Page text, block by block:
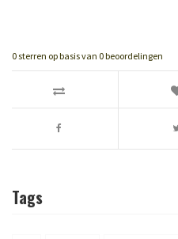
0 sterren op basis van 0beoordelingen
Tags